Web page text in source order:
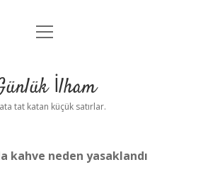
Anasayfa
Yasal Uyarı
menüyü
İlham
tat katan küçük satırlar.
kahve neden yasaklandı